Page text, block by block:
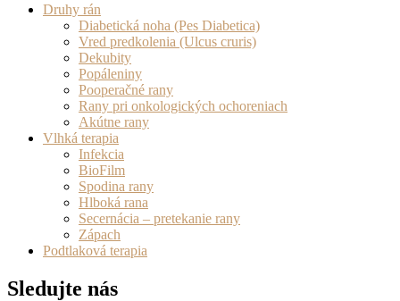
Druhy rán
Diabetická noha (Pes Diabetica)
Vred predkolenia (Ulcus cruris)
Dekubity
Popáleniny
Pooperačné rany
Rany pri onkologických ochoreniach
Akútne rany
Vlhká terapia
Infekcia
BioFilm
Spodina rany
Hlboká rana
Secernácia – pretekanie rany
Zápach
Podtlaková terapia
Sledujte nás